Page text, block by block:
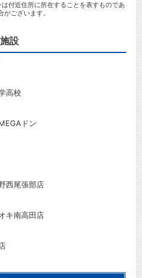
付近住所に所在することを表すものであ
ございます。
設
高校
ドン
西尾張部店
キ南高田店